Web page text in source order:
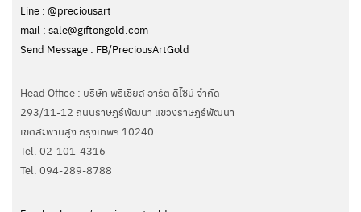
Line : @preciousart
mail : sale@giftongold.com
Send Message : FB/PreciousArtGold
Head Office : บริษัท พรีเชียส อาร์ต ดีไซน์ จำกัด
293/11-12 ถนนราษฎร์พัฒนา แขวงราษฎร์พัฒนา
เขตสะพานสูง กรุงเทพฯ 10240
Tel. 02-101-4316
Tel. ‭094-289-8788‬